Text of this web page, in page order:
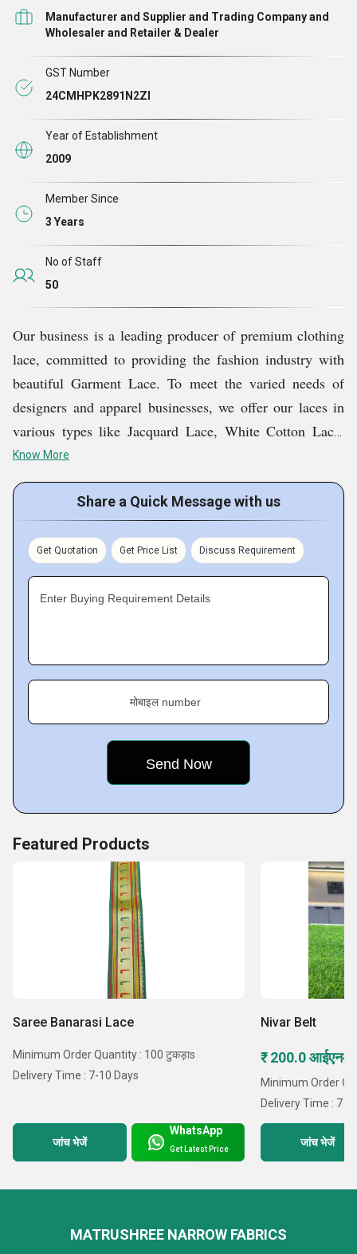
भरोसेमंद उत्पाद प्रदान करने के लिए कड़ी मेहनत करते हैं। हम
की मांगों पर तुरंत प्रतिक्रिया दे सकते हैं, जो हमें स्वास्थ्य देखभाल
समाधानों के लिए एक विश्वसनीय भागीदार बनाता है। हमारे संरक्षक,
श्री दीपक, हमारे संगठन की शानदार सफलता में एक प्रमुख भूमिका
निभाते हैं
Manufacturer and Supplier and Trading Company and
Wholesaler and Retailer & Dealer
GST Number
24CMHPK2891N2ZI
Year of Establishment
2009
Member Since
3 Years
No of Staff
50
Our business is a leading producer of premium clothing
lace, committed to providing the fashion industry with
beautiful Garment Lace. To meet the varied needs of
designers and apparel businesses, we offer our laces in
various types like Jacquard Lace, White Cotton Lace,
100% Cotton Lace, Embroidery Saree Lace and more.
Since its founding with the goal of elevating textile
artistry, we have earned a stellar reputation for our
dedication to perfection in craftsmanship, quality, and
client satisfaction.
Key Facts of Matrushree Narrow Fabrics:
Know More
Share a Quick Message with us
Get Quotation Get Price List Discuss Requirement
Enter Buying Requirement Details
मोबाइल number
Featured Products
Saree Banarasi Lace
Minimum Order Quantity : 100 टुकड़ाs
Delivery Time : 7-10 Days
जांच भेजें
WhatsApp
Get Latest Price
Nivar Belt
₹ 200.0
Minimum Order
Delivery Time : 7
जांच भेजें
MATRUSHREE NARROW FABRICS